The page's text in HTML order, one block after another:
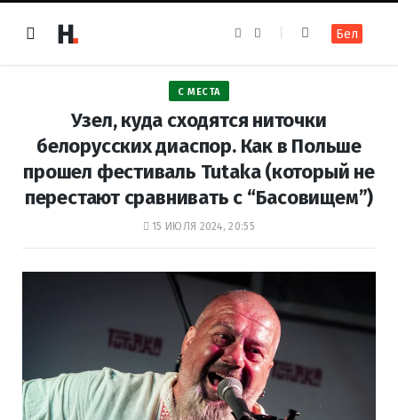
e
k
t
a
m
Бел
С МЕСТА
Узел, куда сходятся ниточки
белорусских диаспор. Как в Польше
прошел фестиваль Tutaka (который не
перестают сравнивать с “Басовищем”)
15 ИЮЛЯ 2024, 20:55